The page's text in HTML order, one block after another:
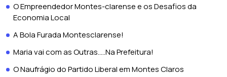
O Empreendedor Montes-clarense e os Desafios da
Economia Local
A Bola Furada Montesclarense!
Maria vai com as Outras…..Na Prefeitura!
O Naufrágio do Partido Liberal em Montes Claros